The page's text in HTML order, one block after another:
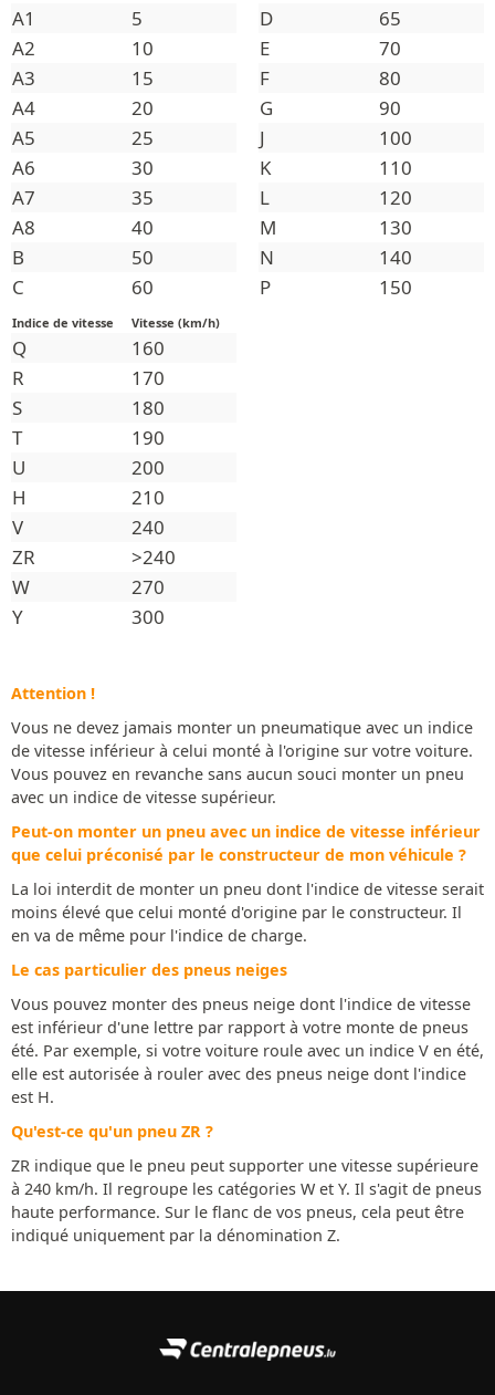
A1
5
A2
10
A3
15
A4
20
A5
25
A6
30
A7
35
A8
40
B
50
C
60
D
65
E
70
F
80
G
90
J
100
K
110
L
120
M
130
N
140
P
150
Indice de vitesse Vitesse (km/h)
Q
160
R
170
S
180
T
190
U
200
H
210
V
240
ZR
>240
W
270
Y
300
Attention !
Vous ne devez jamais monter un pneumatique avec un indice
de vitesse inférieur à celui monté à l'origine sur votre voiture.
Vous pouvez en revanche sans aucun souci monter un pneu
avec un indice de vitesse supérieur.
Peut-on monter un pneu avec un indice de vitesse inférieur
que celui préconisé par le constructeur de mon véhicule ?
La loi interdit de monter un pneu dont l'indice de vitesse serait
moins élevé que celui monté d'origine par le constructeur. Il
en va de même pour l'indice de charge.
Le cas particulier des pneus neiges
Vous pouvez monter des pneus neige dont l'indice de vitesse
est inférieur d'une lettre par rapport à votre monte de pneus
été. Par exemple, si votre voiture roule avec un indice V en été,
elle est autorisée à rouler avec des pneus neige dont l'indice
est H.
Qu'est-ce qu'un pneu ZR ?
ZR indique que le pneu peut supporter une vitesse supérieure
à 240 km/h. Il regroupe les catégories W et Y. Il s'agit de pneus
haute performance. Sur le flanc de vos pneus, cela peut être
indiqué uniquement par la dénomination Z.